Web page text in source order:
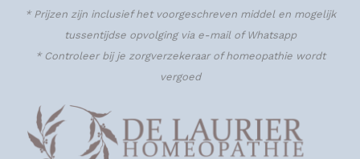
* Prijzen zijn inclusief het voorgeschreven middel en mogelijk
tussentijdse opvolging via e-mail of Whatsapp
* Controleer bij je zorgverzekeraar of homeopathie wordt
vergoed